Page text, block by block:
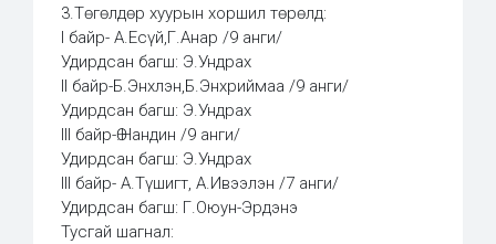
3.Төгөлдөр хуурын хоршил төрөлд:
I байр- А.Есүй,Г.Анар /9 анги/
Удирдсан багш: Э.Ундрах
II байр-Б.Энхлэн,Б.Энхриймаа /9 анги/
Удирдсан багш: Э.Ундрах
III байр-Ө.Нандин /9 анги/
Удирдсан багш: Э.Ундрах
III байр- А.Түшигт, А.Ивээлэн /7 анги/
Удирдсан багш: Г.Оюун-Эрдэнэ
Тусгай шагнал: